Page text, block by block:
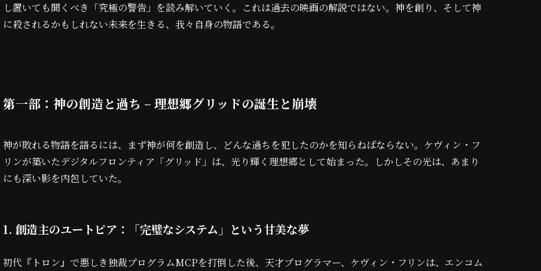
し置いても聞くべき「究極の警告」を読み解いていく。これは過去の映画の解説ではない。神を創り、そして神
に殺されるかもしれない未来を生きる、我々自身の物語である。
第一部：神の創造と過ち – 理想郷グリッドの誕生と崩壊
神が敗れる物語を語るには、まず神が何を創造し、どんな過ちを犯したのかを知らねばならない。ケヴィン・フ
リンが築いたデジタルフロンティア「グリッド」は、光り輝く理想郷として始まった。しかしその光は、あまり
にも深い影を内包していた。
1. 創造主のユートピア：「完璧なシステム」という甘美な夢
初代『トロン』で悪しき独裁プログラムMCPを打倒した後、天才プログラマー、ケヴィン・フリンは、エンコム